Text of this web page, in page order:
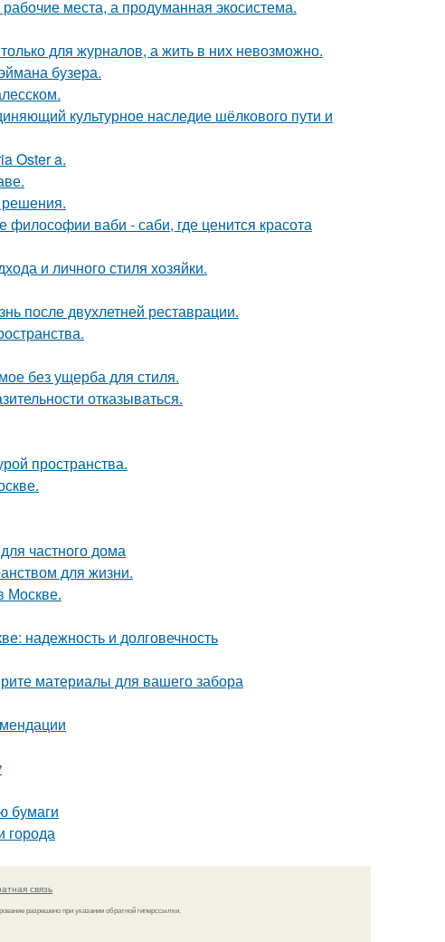
места, а продуманная экосистема.
для журналов, а жить в них невозможно.
бузера.
культурное наследие шёлкового пути и
Oster a.
решения.
ваби - саби, где ценится красота
и личного стиля хозяйки.
после двухлетней реставрации.
без ущерба для стиля.
отказываться.
пространства.
частного дома
для жизни.
Москве.
надежность и долговечность
материалы для вашего забора
бумаги
города
связь
разрешено при указании обратной гиперссылки.